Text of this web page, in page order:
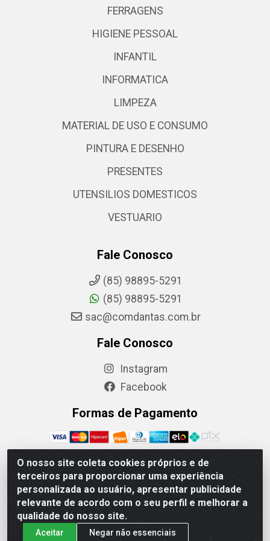
O nosso site coleta cookies próprios e de
terceiros para proporcionar uma experiência
personalizada ao usuário, apresentar publicidade
relevante de acordo com o seu perfil e melhorar a
qualidade do nosso site.
Aceitar Negar não essenciais
FERRAGENS
HIGIENE PESSOAL
INFANTIL
INFORMATICA
LIMPEZA
MATERIAL DE USO E CONSUMO
PINTURA E DESENHO
PRESENTES
UTENSILIOS DOMESTICOS
VESTUARIO
Fale Conosco
(85) 98895-5291
(85) 98895-5291
sac@comdantas.com.br
Fale Conosco
Instagram
Facebook
Formas de Pagamento
Rafael & Dantas LTDA - Rua Floriano Peixoto, 137-
Centro, CEP: 60025-130 | CNPJ: 02.884.314/0001-20